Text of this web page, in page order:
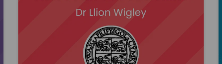
Rhaglen Sgiliau Ymchwil
Rhaglen Datblygu Staff
Cyflwyniad i Wasg Prifysgol Cymru gan Uwch
Olygydd Comisiynu, Cymraeg a Phynciau
Cymreig y wasg, Dr Llion Wigley. Yn y